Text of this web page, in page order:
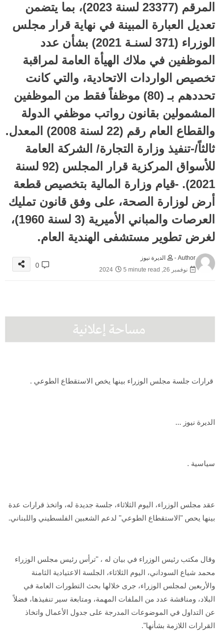
المرقم (23377 لسنة 2023)، بما يتضمن
تعديل العبارة المبينة في نهاية قرار مجلس
الوزراء (371 لسنـة 2021) بشأن عدد
الموظفين في ملاك الهيأة العامة لمراقبة
تخصيص الواردات الاتحادية، والتي كانت
تحددهم بـ (80) موظفاً فقط من الموظفين
المشمولين بقانون رواتب موظفي الدولة
والقطاع العام رقم (22 لسنة 2008) المعدل.
ثالثاً/-تنفيذ وزارة التجارة/ الشركة العامة
للأسواق المركزية قرار المجلس (92 لسنة
2021). -قيام وزارة المالية بتخصيص قطعة
أرض لوزارة الصحة، على وفق قانون تمليك
العرصات والمباني الأميرية (3 لسنة 1960)،
لغرض تطوير مستشفى الهندية العام.
Author -
الديرة نيوز
نوفمبر 26, 2024
5 minute read
0
قرارات جلسة مجلس الوزراء بينها يخص الاستقطاع الطوعي .
الديرة نيوز ...
سياسية .
عقد مجلس الوزراء، اليوم الثلاثاء، جلسة جديدة له، واتخذ قرارات عدة
بينها يحص "الاستقطاع الطوعي" لدعم الشعبين الفلسطيني واللبناني.
وقال مكتب رئيس الوزراء في بيان له ، "ترأس رئيس مجلس الوزراء
محمد شياع السوداني، اليوم الثلاثاء، الجلسة الاعتيادية الثامنة
والأربعين لمجلس الوزراء، جرى خلالها بحث التطورات العامة في
البلاد، ومناقشة عدد من الملفات المهمة، ومتابعة سير تنفيذها، فضلاً
عن التداول في الموضوعات المدرجة على جدول الأعمال واتخاذ
القرارات اللازمة بشأنها".